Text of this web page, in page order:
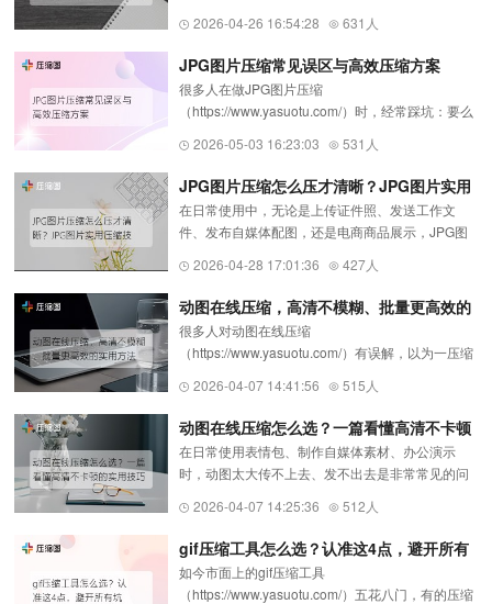
积往往较大，很容易出现上传失败、加载缓慢、存
储空间不足等问题，这时候...
2026-04-26 16:54:28 631人
JPG图片压缩常见误区与高效压缩方案
很多人在做JPG图片压缩
（https://www.yasuotu.com/）时，经常踩坑：要么
片被强行拉伸变形。其实JPG压缩有简单规律，避
开误区，就能轻松实现高质量压缩。一、JPG图片
压...
2026-05-03 16:23:03 531人
JPG图片压缩怎么压才清晰？JPG图片实用
压缩技巧分享
在日常使用中，无论是上传证件照、发送工作文
件、发布自媒体配图，还是电商商品展示，JPG图
需。JPG作为最常见的图片格式，体积过大不仅会
导致上传失败、加载缓慢，还会...
2026-04-28 17:01:36 427人
动图在线压缩，高清不模糊、批量更高效的
实用方法
很多人对动图在线压缩
（https://www.yasuotu.com/）有误解，以为一压缩
以在大幅缩小体积的同时，保持高清画质和流畅动
画。本文教你最实用的动图压缩方法，避开所有
坑，...
2026-04-07 14:41:56 515人
动图在线压缩怎么选？一篇看懂高清不卡顿
的实用技巧
在日常使用表情包、制作自媒体素材、办公演示
时，动图太大传不上去、发不出去是非常常见的问
顿掉帧，要么透明背景变黑，要么压缩完画质糊到
没法看。想要省心又好用，动...
2026-04-07 14:25:36 512人
gif压缩工具怎么选？认准这4点，避开所有
坑
如今市面上的gif压缩工具
（https://www.yasuotu.com/）五花八门，有的压缩